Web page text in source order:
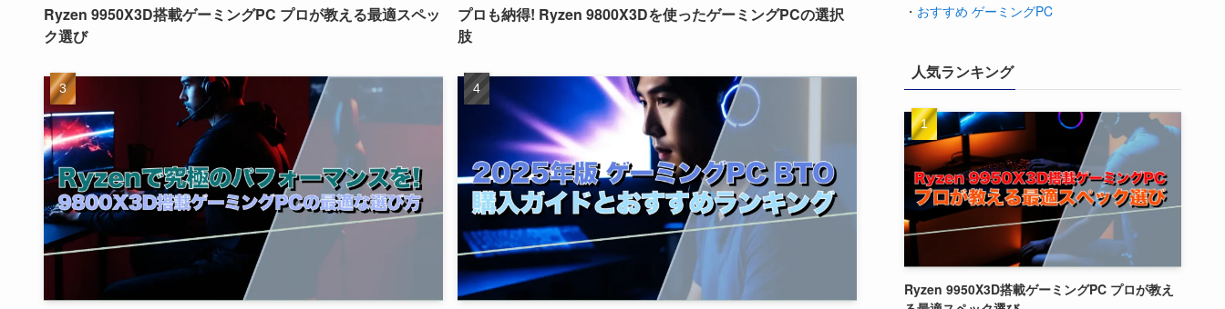
Ryzen 9950X3D搭載ゲーミングPC プロが教える最適スペッ
ク選び
プロも納得! Ryzen 9800X3Dを使ったゲーミングPCの選択
肢
・ おすすめ ゲーミングPC
人気ランキング
Ryzen 9950X3D搭載ゲーミングPC プロが教え